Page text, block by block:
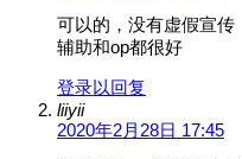
可以的，没有虚假宣传
辅助和op都很好
登录以回复
liiyii
2020年2月28日 17:45